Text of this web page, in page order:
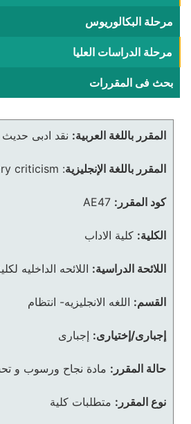
مرحلة البكالوريوس
مرحلة الدراسات العليا
بحث فى المقررات
المقرر باللغة العربية: نقد ادبى حديث
المقرر باللغة الإنجليزية:
criticism
كود المقرر: AE47
الكلية: كلية الاداب
اللائحة الدراسية: اللائحه الداخليه لكلية
القسم: اللغه الانجليزيه- انتظام
إجبارى/إختيارى: إجبارى
حالة المقرر: مادة نجاح ورسوب و
نوع المقرر: متطلبات كلية